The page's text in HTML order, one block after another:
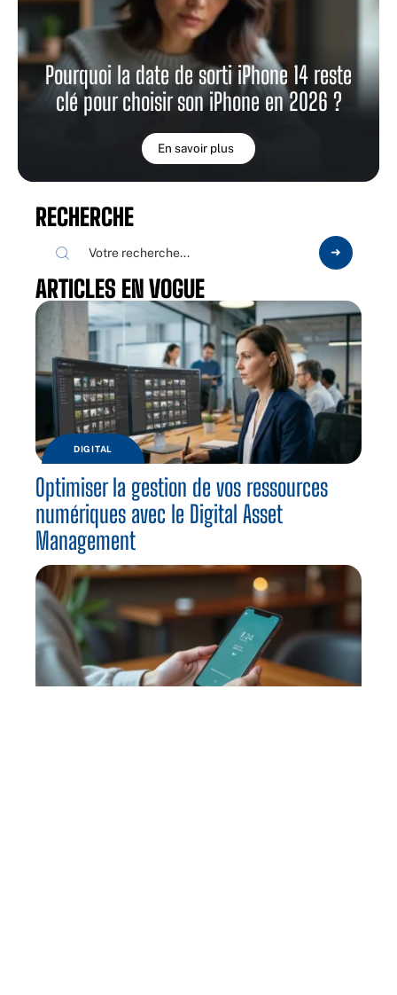
Pourquoi la date de sorti iPhone 14 reste
clé pour choisir son iPhone en 2026 ?
En savoir plus
RECHERCHE
ARTICLES EN VOGUE
DIGITAL
Optimiser la gestion de vos ressources
numériques avec le Digital Asset
Management